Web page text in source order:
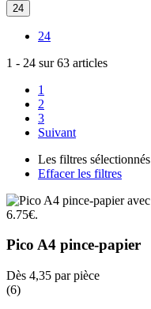
24
24
1 - 24 sur63 articles
1
2
3
Suivant
Les filtres sélectionnés
Effacer les filtres
Pico A4 pince-papier
Dès 4,35 par pièce
(6)